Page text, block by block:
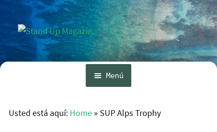
navegación
contenido
Menú
Usted está aquí: Home» SUP Alps Trophy